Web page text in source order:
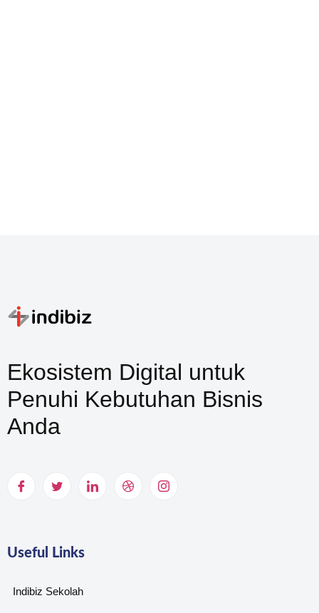
Ekosistem Digital untuk
Penuhi Kebutuhan Bisnis
Anda
Useful Links
Indibiz Sekolah